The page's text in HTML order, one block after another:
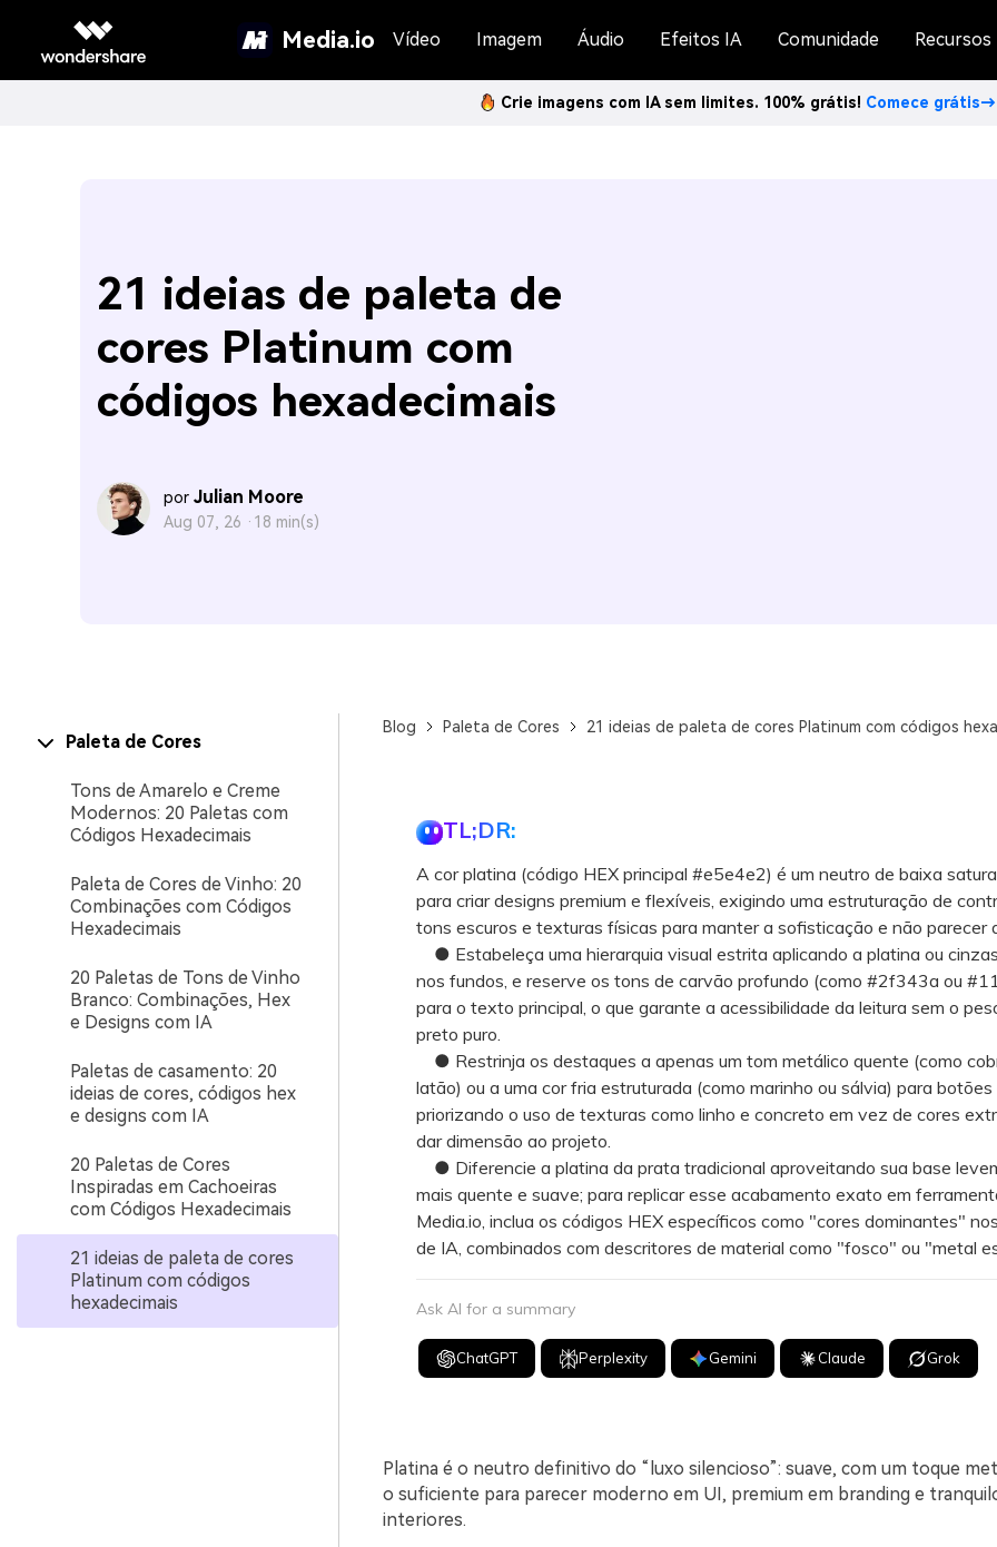
Media.io Vídeo Imagem Áudio Efeitos IA Comunidade Recursos
Crie imagens com IA sem limites. 100% grátis! Comece grátis→
21 ideias de paleta de
cores Platinum com
códigos hexadecimais
por Julian Moore
Aug 07, 26 · 18 min(s)
Paleta de Cores
Tons de Amarelo e Creme
Modernos: 20 Paletas com
Códigos Hexadecimais
Paleta de Cores de Vinho: 20
Combinações com Códigos
Hexadecimais
20 Paletas de Tons de Vinho
Branco: Combinações, Hex
e Designs com IA
Paletas de casamento: 20
ideias de cores, códigos hex
e designs com IA
20 Paletas de Cores
Inspiradas em Cachoeiras
com Códigos Hexadecimais
21 ideias de paleta de cores
Platinum com códigos
hexadecimais
Blog Paleta de Cores 21 ideias de paleta de cores Platinum com códigos
TL;DR:
A cor platina (código HEX principal #e5e4e2) é um neutro de baixa
para criar designs premium e flexíveis, exigindo uma estruturação de
tons escuros e texturas físicas para manter a sofisticação e não parecer
● Estabeleça uma hierarquia visual estrita aplicando a platina ou
nos fundos, e reserve os tons de carvão profundo (como #2f343a ou
para o texto principal, o que garante a acessibilidade da leitura sem o
preto puro.
● Restrinja os destaques a apenas um tom metálico quente (como
latão) ou a uma cor fria estruturada (como marinho ou sálvia) para botões
priorizando o uso de texturas como linho e concreto em vez de cores
dar dimensão ao projeto.
● Diferencie a platina da prata tradicional aproveitando sua base
mais quente e suave; para replicar esse acabamento exato em
Media.io, inclua os códigos HEX específicos como "cores dominantes"
de IA, combinados com descritores de material como "fosco" ou "metal
Ask AI for a summary
ChatGPT Perplexity Gemini Claude Grok
Platina é o neutro definitivo do “luxo silencioso”: suave, com um toque
o suficiente para parecer moderno em UI, premium em branding e
interiores.